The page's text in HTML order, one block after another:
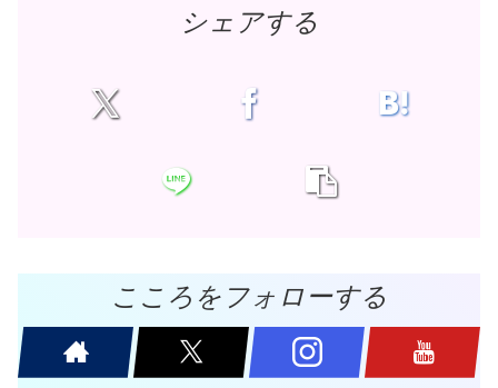
シェアする
こころをフォローする